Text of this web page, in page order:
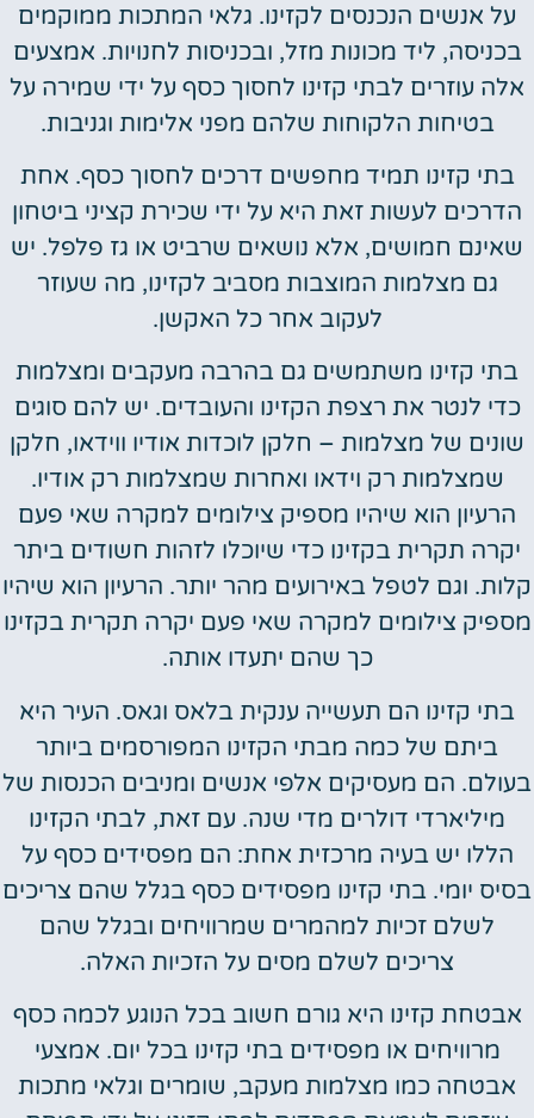
על אנשים הנכנסים לקזינו. גלאי המתכות ממוקמים
בכניסה, ליד מכונות מזל, ובכניסות לחנויות. אמצעים
אלה עוזרים לבתי קזינו לחסוך כסף על ידי שמירה על
בטיחות הלקוחות שלהם מפני אלימות וגניבות.
בתי קזינו תמיד מחפשים דרכים לחסוך כסף. אחת
הדרכים לעשות זאת היא על ידי שכירת קציני ביטחון
שאינם חמושים, אלא נושאים שרביט או גז פלפל. יש
גם מצלמות המוצבות מסביב לקזינו, מה שעוזר
לעקוב אחר כל האקשן.
בתי קזינו משתמשים גם בהרבה מעקבים ומצלמות
כדי לנטר את רצפת הקזינו והעובדים. יש להם סוגים
שונים של מצלמות – חלקן לוכדות אודיו ווידאו, חלקן
שמצלמות רק וידאו ואחרות שמצלמות רק אודיו.
הרעיון הוא שיהיו מספיק צילומים למקרה שאי פעם
יקרה תקרית בקזינו כדי שיוכלו לזהות חשודים ביתר
קלות. וגם לטפל באירועים מהר יותר. הרעיון הוא שיהיו
מספיק צילומים למקרה שאי פעם יקרה תקרית בקזינו
כך שהם יתעדו אותה.
בתי קזינו הם תעשייה ענקית בלאס וגאס. העיר היא
ביתם של כמה מבתי הקזינו המפורסמים ביותר
בעולם. הם מעסיקים אלפי אנשים ומניבים הכנסות של
מיליארדי דולרים מדי שנה. עם זאת, לבתי הקזינו
הללו יש בעיה מרכזית אחת: הם מפסידים כסף על
בסיס יומי. בתי קזינו מפסידים כסף בגלל שהם צריכים
לשלם זכיות למהמרים שמרוויחים ובגלל שהם
צריכים לשלם מסים על הזכיות האלה.
אבטחת קזינו היא גורם חשוב בכל הנוגע לכמה כסף
מרוויחים או מפסידים בתי קזינו בכל יום. אמצעי
אבטחה כמו מצלמות מעקב, שומרים וגלאי מתכות